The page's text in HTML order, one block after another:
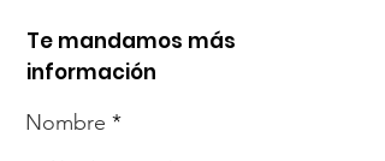
Te mandamos más
información
Nombre